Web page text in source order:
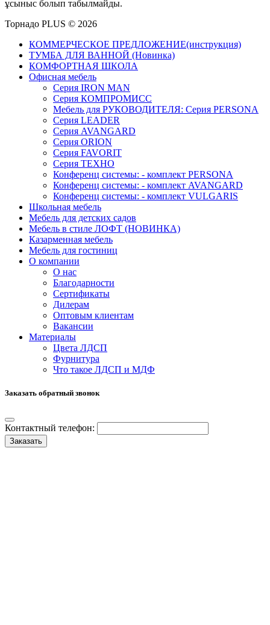
ұсыныс болып табылмайды.
Торнадо PLUS © 2026
КОММЕРЧЕСКОЕ ПРЕДЛОЖЕНИЕ(инструкция)
ТУМБА ДЛЯ ВАННОЙ (Новинка)
КОМФОРТНАЯ ШКОЛА
Офисная мебель
Серия IRON MAN
Серия КОМПРОМИСС
Мебель для РУКОВОДИТЕЛЯ: Серия PERSONA
Серия LEADER
Серия AVANGARD
Серия ORION
Серия FAVORIT
Серия ТЕХНО
Конференц системы: - комплект PERSONA
Конференц системы: - комплект AVANGARD
Конференц системы: - комплект VULGARIS
Школьная мебель
Мебель для детских садов
Мебель в стиле ЛОФТ (НОВИНКА)
Казарменная мебель
Мебель для гостиниц
О компании
О нас
Благодарности
Сертификаты
Дилерам
Оптовым клиентам
Вакансии
Материалы
Цвета ЛДСП
Фурнитура
Что такое ЛДСП и МДФ
Заказать обратный звонок
Контактный телефон:
Заказать